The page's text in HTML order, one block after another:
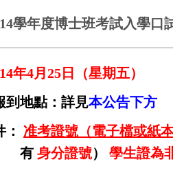
學年度博士班考試入學口
年4月25日（星期五）
地點：詳見本公告下方
准考證號（電子檔或紙本
有 身分證號） 學生證為